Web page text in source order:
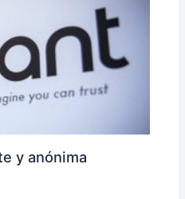
y anónima